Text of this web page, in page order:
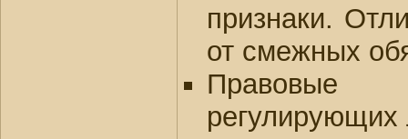
признаки.
от смежных
Правовые
регулирующих